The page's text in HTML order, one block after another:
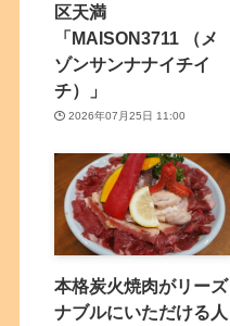
区天満
「MAISON3711 （メ
ゾンサンナナイチイ
チ）」
2026年07月25日 11:00
本格炭火焼肉がリーズ
ナブルにいただける人